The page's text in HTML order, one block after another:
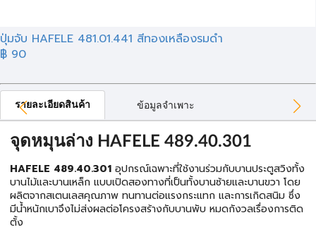
ปุ่มจับ HAFELE 481.01.441 สีทองเหลืองรมดำ
฿ 90
รายละเอียดสินค้า ข้อมูลจำเพาะ
จุดหมุนล่าง HAFELE 489.40.301
HAFELE 489.40.301 อุปกรณ์เฉพาะที่ใช้งานร่วมกับบานประตูสวิงทั้ง
บานไม้และบานเหล็ก แบบเปิดสองทางที่เป็นทั้งบานซ้ายและบานขวา โดย
ผลิตจากสเตนเลสคุณภาพ ทนทานต่อแรงกระแทก และการเกิดสนิม ซึ่ง
มีน้ำหนักเบาจึงไม่ส่งผลต่อโครงสร้างกับบานพับ หมดกังวลเรื่องการติด
ตั้ง